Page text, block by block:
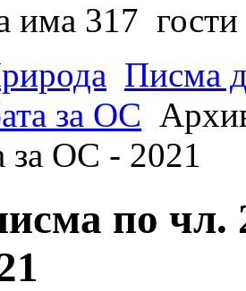
има 317 гости
Писма
за ОС
за ОС - 2021
по чл.